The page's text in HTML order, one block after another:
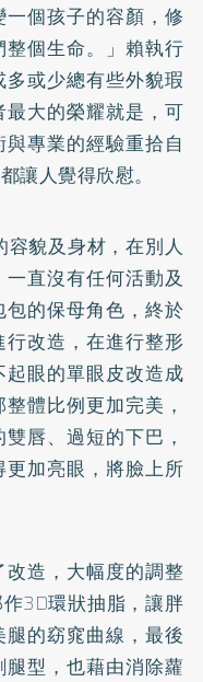
個孩子的容顏，修
個生命。」賴執行
或少總有些外貌瑕
大的榮耀就是，可
專業的經驗重拾自
讓人覺得欣慰。
貌及身材，在別人
直沒有任何活動及
的保母角色，終於
改造，在進行整形
眼的單眼皮改造成
體比例更加完美，
唇、過短的下巴，
加亮眼，將臉上所
造，大幅度的調整
3D環狀抽脂，讓胖
的窈窕曲線，最後
型，也藉由消除蘿